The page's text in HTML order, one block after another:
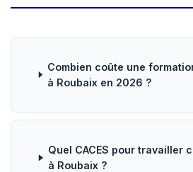
Combien coûte une
à Roubaix en 2026 ?
Quel CACES pour travailler
à Roubaix ?